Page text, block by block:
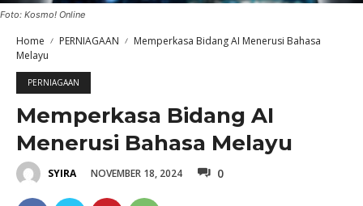
Foto: Kosmo! Online
Home PERNIAGAAN
Memperkasa Bidang AI Menerusi Bahasa
Melayu
PERNIAGAAN
Memperkasa Bidang AI
Menerusi Bahasa Melayu
SYIRA NOVEMBER 18, 2024 0